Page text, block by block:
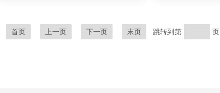
首页 上一页 下一页 末页 跳转到第 页